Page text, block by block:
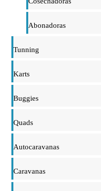
Abonadoras
Tunning
Karts
Buggies
Quads
Autocaravanas
Caravanas